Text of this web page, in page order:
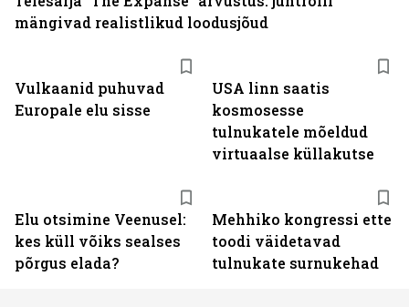
Vulkaanid puhuvad
Europale elu sisse
USA linn saatis
kosmosesse
tulnukatele mõeldud
virtuaalse küllakutse
Elu otsimine Veenusel:
kes küll võiks sealses
põrgus elada?
Mehhiko kongressi ette
toodi väidetavad
tulnukate surnukehad
mängivad realistlikud loodusjõud